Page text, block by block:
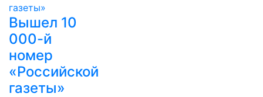
Вышел 10
000-й
номер
«Российской
газеты»